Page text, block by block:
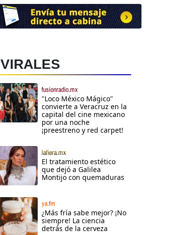
VIRALES
fusionradio.mx
"Loco México Mágico"
convierte a Veracruz en la
capital del cine mexicano
por una noche
¡preestreno y red carpet!
lafiera.mx
El tratamiento estético
que dejó a Galilea
Montijo con quemaduras
ya.fm
¿Más fría sabe mejor? ¡No
siempre! La ciencia
detrás de la cerveza